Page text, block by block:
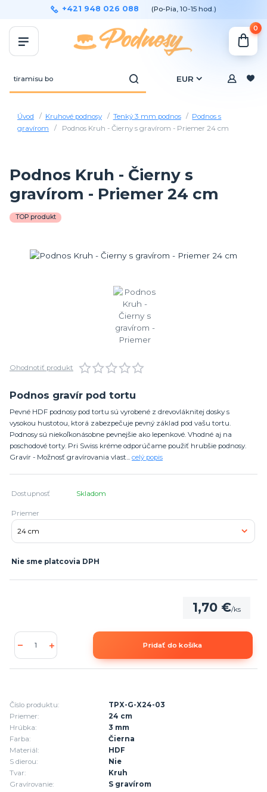
EUR
+421 948 026 088 (Po-Pia, 10-15 hod.)
0
Úvod Kruhové podnosy Tenký 3 mm podnos
Podnos s
gravírom
Podnos Kruh - Čierny s gravírom - Priemer 24 cm
Podnos Kruh - Čierny s
gravírom - Priemer 24 cm
TOP produkt
Ohodnotiť produkt
Podnos gravír pod tortu
Pevné HDF podnosy pod tortu sú vyrobené z drevovláknitej dosky s
vysokou hustotou, ktorá zabezpečuje pevný základ pod vašu tortu.
Podnosy sú niekoľkonásobne pevnejšie ako lepenkové. Vhodné aj na
poschodové torty. Pri Swiss kréme odporúčame použiť hrubšie podnosy.
Gravír - Možnosť gravírovania vlast... celý popis
Dostupnosť Skladom
Priemer
Nie sme platcovia DPH
1,70 €/ks
Pridať do košíka
Číslo produktu:
TPX-G-X24-03
Priemer:
24 cm
Hrúbka:
3 mm
Farba:
Čierna
Materiál:
HDF
S dierou:
Nie
Tvar:
Kruh
Gravírovanie:
S gravírom